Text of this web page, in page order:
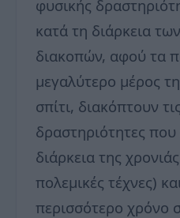
φυσικής
κατά τη διάρκεια
διακοπών, αφού τα
μεγαλύτερο μέρος
σπίτι, διακόπτουν
δραστηριότητες που
διάρκεια της
πολεμικές τέχνες)
περισσότερο χρόνο